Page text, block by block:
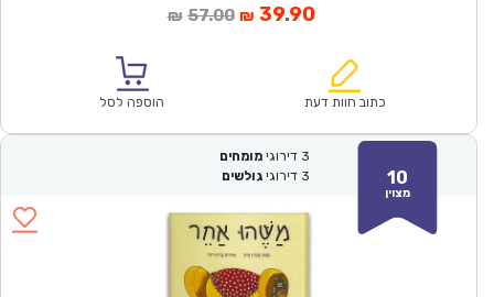
₪ 57.00המחיר
₪57.00.
₪ 39.90המחיר
הוא:
כתוב חוות דעת הוספה לסל
10
מצוין
3 דירוגי מומחים
3 דירוגי גולשים